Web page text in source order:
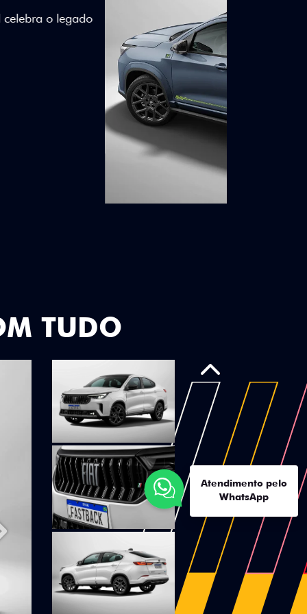
e detalhes em Citrus Green criam
TUDO
Anterior
Atendimento pelo
WhatsApp